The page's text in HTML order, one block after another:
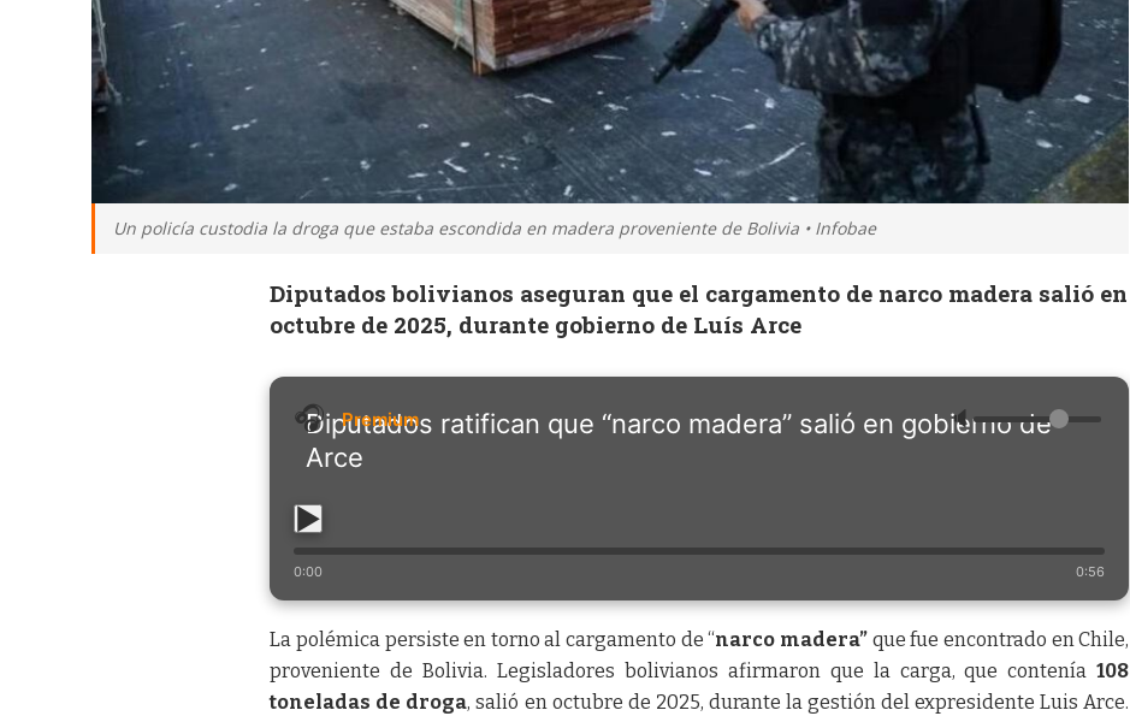
Un policía custodia la droga que estaba escondida en madera proveniente de Bolivia • Infobae
Diputados bolivianos aseguran que el cargamento de narco madera salió en
octubre de 2025, durante gobierno de Luís Arce
Diputados ratifican que “narco madera” salió en gobierno de
Arce
🔈
0:00 0:56
La polémica persiste en torno al cargamento de “narco madera” que fue encontrado en Chile,
proveniente de Bolivia. Legisladores bolivianos afirmaron que la carga, que contenía108
toneladas de droga, salió en octubre de 2025, durante la gestión del expresidente Luis Arce.